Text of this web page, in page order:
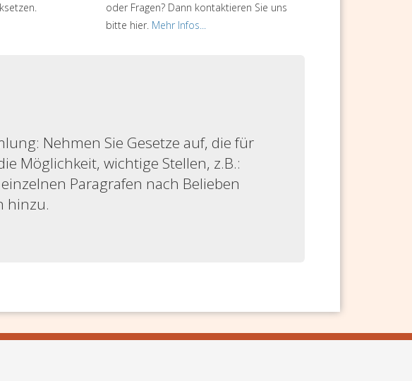
oder Fragen? Dann kontaktieren Sie uns
bitte hier. Mehr Infos...
Nehmen Sie Gesetze auf, die für
Möglichkeit, wichtige Stellen, z.B.:
Paragrafen nach Belieben
hinzu.